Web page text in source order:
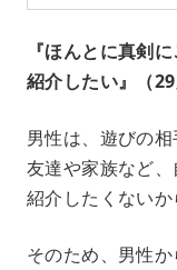
『ほんとに真剣
紹介したい』（29
男性は、遊びの相
友達や家族など
紹介したくないか
そのため、男性